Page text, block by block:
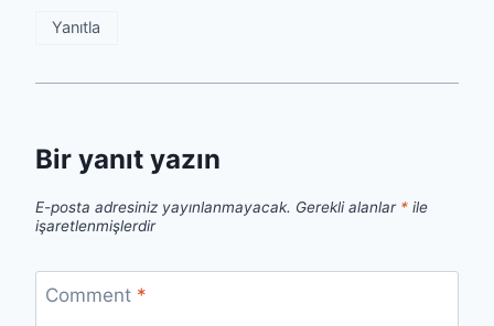
Yanıtla
Bir yanıt yazın
E-posta adresiniz yayınlanmayacak. Gerekli alanlar * ile
işaretlenmişlerdir
Comment *